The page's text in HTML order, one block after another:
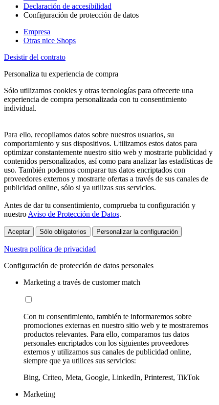
Declaración de accesibilidad
Configuración de protección de datos
Empresa
Otras nice Shops
Desistir del contrato
Personaliza tu experiencia de compra
Sólo utilizamos cookies y otras tecnologías para ofrecerte una
experiencia de compra personalizada con tu consentimiento
individual.
Para ello, recopilamos datos sobre nuestros usuarios, su
comportamiento y sus dispositivos. Utilizamos estos datos para
optimizar constantemente nuestro sitio web y mostrarte publicidad y
contenidos personalizados, así como para analizar las estadísticas de
uso. También podemos comparar tus datos encriptados con
proveedores externos y mostrarte ofertas a través de sus canales de
publicidad online, sólo si ya utilizas sus servicios.
Antes de dar tu consentimiento, comprueba tu configuración y
nuestro Aviso de Protección de Datos.
Aceptar Sólo obligatorios Personalizar la configuración
Nuestra política de privacidad
Configuración de protección de datos personales
Marketing a través de customer match
Con tu consentimiento, también te informaremos sobre
promociones externas en nuestro sitio web y te mostraremos
productos relevantes. Para ello, comparamos tus datos
personales encriptados con los siguientes proveedores
externos y utilizamos sus canales de publicidad online,
siempre que ya utilices sus servicios:
Bing, Criteo, Meta, Google, LinkedIn, Printerest, TikTok
Marketing